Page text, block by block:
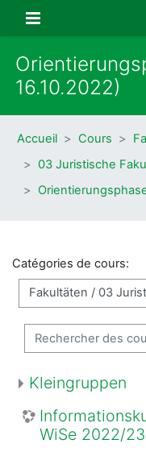
Panneau
16.10.2022)
Accueil Cours
03 Juristische
Catégories de cours:
Rechercher des cours
Kleingruppen
WiSe 2022/23